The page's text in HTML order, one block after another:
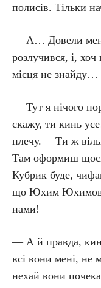
полисів. Тільки
— А… Довели
розлучився, і, хоч
місця не знайду…
— Тут я нічого
скажу, ти кинь
плечу.— Ти ж
Там оформиш
Кубрик буде,
що Юхим
нами!
— А й правда,
всі вони мені, не
нехай вони